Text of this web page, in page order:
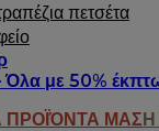
πετσέτα
Όλα με 50%
ΠΡΟΪΌΝΤΑ ΜΑΣΗ